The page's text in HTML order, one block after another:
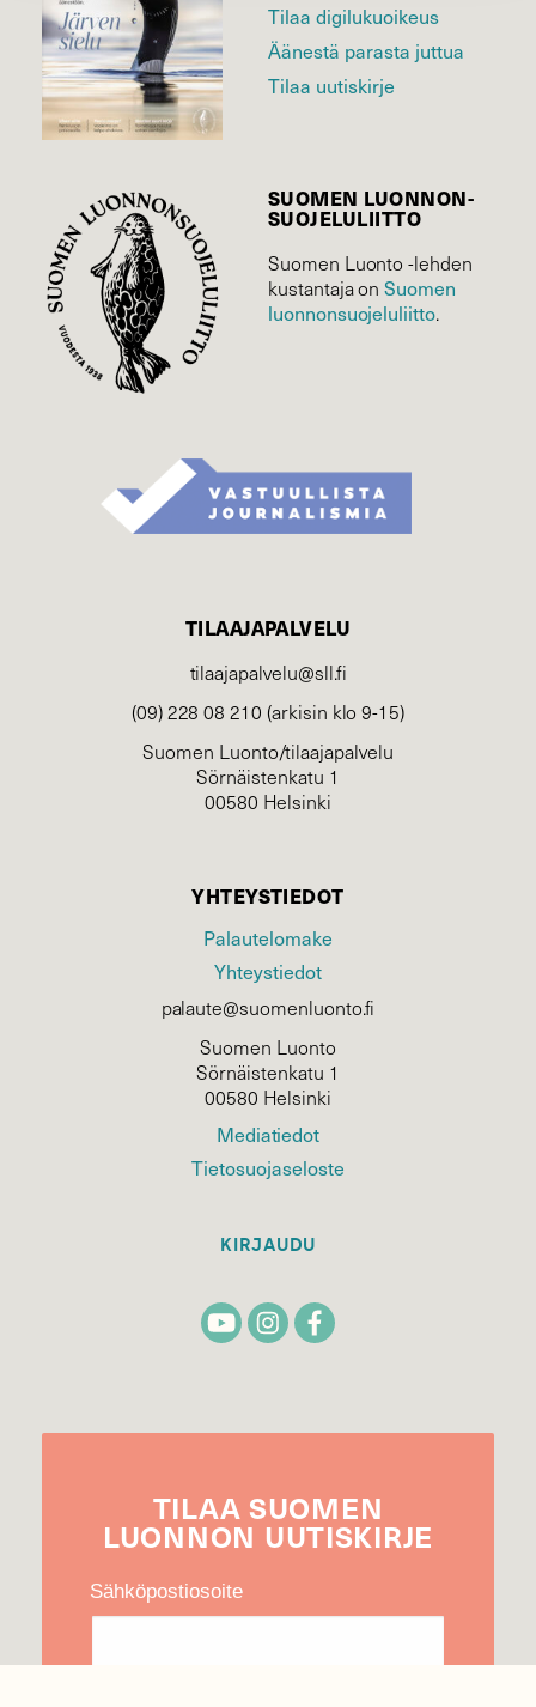
Tilaa digilukuoikeus
Äänestä parasta juttua
Tilaa uutiskirje
SUOMEN LUONNON­
SUOJELU­LIITTO
Suomen Luonto -lehden
kustantaja onSuomen
luonnonsuojelu­liitto.
TILAAJAPALVELU
tilaajapalvelu@sll.fi
(09) 228 08 210 (arkisin klo 9-15)
Suomen Luonto/tilaajapalvelu
Sörnäistenkatu 1
00580 Helsinki
YHTEYSTIEDOT
Palautelomake
Yhteystiedot
palaute@suomenluonto.fi
Suomen Luonto
Sörnäistenkatu 1
00580 Helsinki
Mediatiedot
Tietosuojaseloste
KIRJAUDU
TILAA SUOMEN
LUONNON UUTIS­KIRJE
Sähköpostiosoite